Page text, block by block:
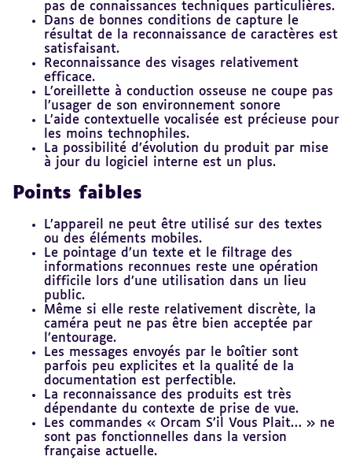
pas de connaissances techniques particulières.
Dans de bonnes conditions de capture le
résultat de la reconnaissance de caractères est
satisfaisant.
Reconnaissance des visages relativement
efficace.
L’oreillette à conduction osseuse ne coupe pas
l’usager de son environnement sonore
L’aide contextuelle vocalisée est précieuse pour
les moins technophiles.
La possibilité d’évolution du produit par mise
à jour du logiciel interne est un plus.
Points faibles
L’appareil ne peut être utilisé sur des textes
ou des éléments mobiles.
Le pointage d’un texte et le filtrage des
informations reconnues reste une opération
difficile lors d’une utilisation dans un lieu
public.
Même si elle reste relativement discrète, la
caméra peut ne pas être bien acceptée par
l’entourage.
Les messages envoyés par le boîtier sont
parfois peu explicites et la qualité de la
documentation est perfectible.
La reconnaissance des produits est très
dépendante du contexte de prise de vue.
Les commandes « Orcam S’il Vous Plait… » ne
sont pas fonctionnelles dans la version
française actuelle.